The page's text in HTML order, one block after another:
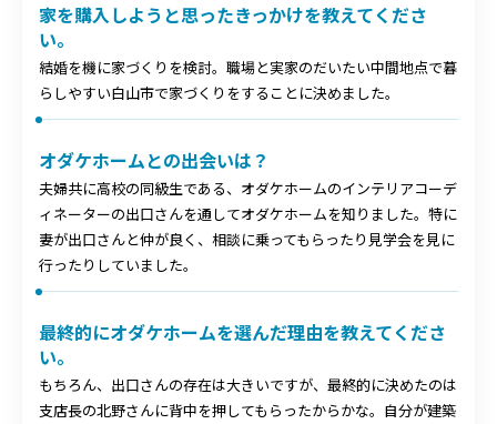
家を購入しようと思ったきっかけを教えてくださ
い。
結婚を機に家づくりを検討。職場と実家のだいたい中間地点で暮
らしやすい白山市で家づくりをすることに決めました。
オダケホームとの出会いは？
夫婦共に高校の同級生である、オダケホームのインテリアコーデ
ィネーターの出口さんを通してオダケホームを知りました。特に
妻が出口さんと仲が良く、相談に乗ってもらったり見学会を見に
行ったりしていました。
最終的にオダケホームを選んだ理由を教えてくださ
い。
もちろん、出口さんの存在は大きいですが、最終的に決めたのは
支店長の北野さんに背中を押してもらったからかな。自分が建築